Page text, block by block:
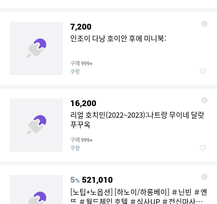
7,200
인조이 다낭 호이안 후에 미니북:
구매 999+
쿠팡
16,200
리얼 호치민(2022~2023):나트랑 무이네 달랏
푸꾸옥
구매 999+
쿠팡
5% 521,010
[노팁+노옵션] [하노이/하롱베이] ＃닌빈 ＃옌
뜨 ＃월드체인 호텔 ＃식사UP ＃전신마사지